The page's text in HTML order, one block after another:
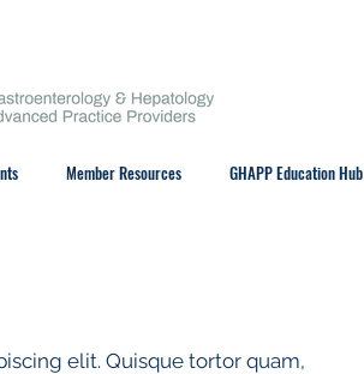
Member Resources GHAPP Education Hub
elit. Quisque tortor quam,